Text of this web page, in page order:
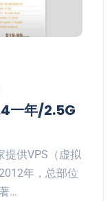
一年/2.5G
提供VPS（虚拟
年，总部位
…